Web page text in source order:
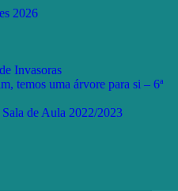
2026
Invasoras
temos uma árvore para si – 6ª
de Aula 2022/2023